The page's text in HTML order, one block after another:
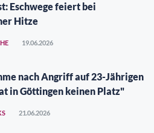
Eschwege feiert bei
Hitze
19.06.2026
nach Angriff auf 23-Jährigen
in Göttingen keinen Platz"
21.06.2026